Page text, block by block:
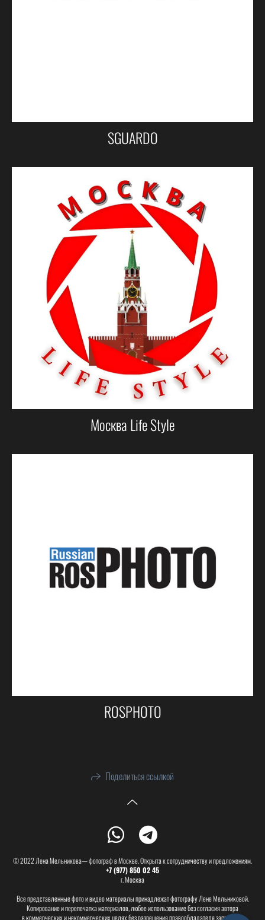
SGUARDO
Москва Life Style
ROSPHOTO
Поделиться ссылкой
© 2022 Лена Мельникова— фотограф в Москве. Открыта к сотрудничеству и предложениям.
+7 (977) 850 02 45
г. Москва
Все представленные фото и видео материалы принадлежат фотографу Лене Мельниковой.
Копирование и перепечатка материалов, любое использование без согласия автора
в коммерческих и некоммерческих целях без разрешения правообладателя запрещена